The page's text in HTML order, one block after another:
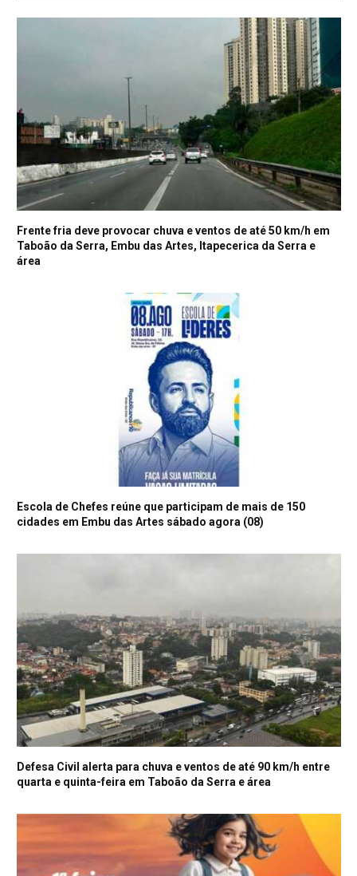
Frente fria deve provocar chuva e ventos de até 50 km/h em
Taboão da Serra, Embu das Artes, Itapecerica da Serra e
área
Escola de Chefes reúne que participam de mais de 150
cidades em Embu das Artes sábado agora (08)
Defesa Civil alerta para chuva e ventos de até 90 km/h entre
quarta e quinta-feira em Taboão da Serra e área